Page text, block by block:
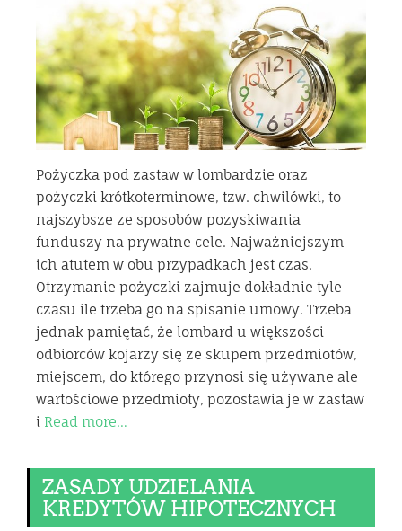
Pożyczka pod zastaw w lombardzie oraz
pożyczki krótkoterminowe, tzw. chwilówki, to
najszybsze ze sposobów pozyskiwania
funduszy na prywatne cele. Najważniejszym
ich atutem w obu przypadkach jest czas.
Otrzymanie pożyczki zajmuje dokładnie tyle
czasu ile trzeba go na spisanie umowy. Trzeba
jednak pamiętać, że lombard u większości
odbiorców kojarzy się ze skupem przedmiotów,
miejscem, do którego przynosi się używane ale
wartościowe przedmioty, pozostawia je w zastaw
i Read more…
ZASADY UDZIELANIA
KREDYTÓW HIPOTECZNYCH